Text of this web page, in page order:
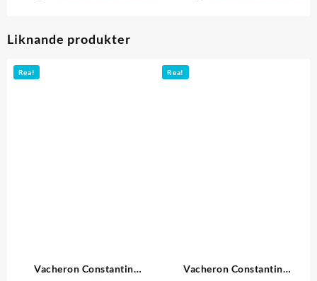
Liknande produkter
Rea!
Vacheron Constantin
Rea!
Vacheron Constantin